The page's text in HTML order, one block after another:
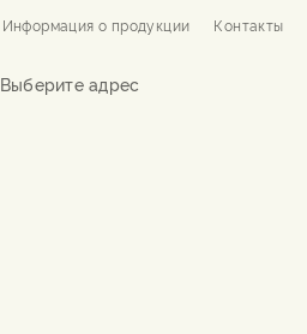
Информация о продукции Контакты
Выберите адрес